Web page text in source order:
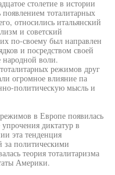
столетие в истории
тоталитарных
относились итальянский
и советский
по-своему был направлен
и посредством своей
народной воли.
режимов друг
огромное влияние па
политическую мысль и
в Европе появилась
диктатур в
эта тенденция
за политическими
теория тоталитаризма
Америки.